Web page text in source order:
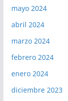
mayo 2024
abril 2024
marzo 2024
febrero 2024
enero 2024
diciembre 2023